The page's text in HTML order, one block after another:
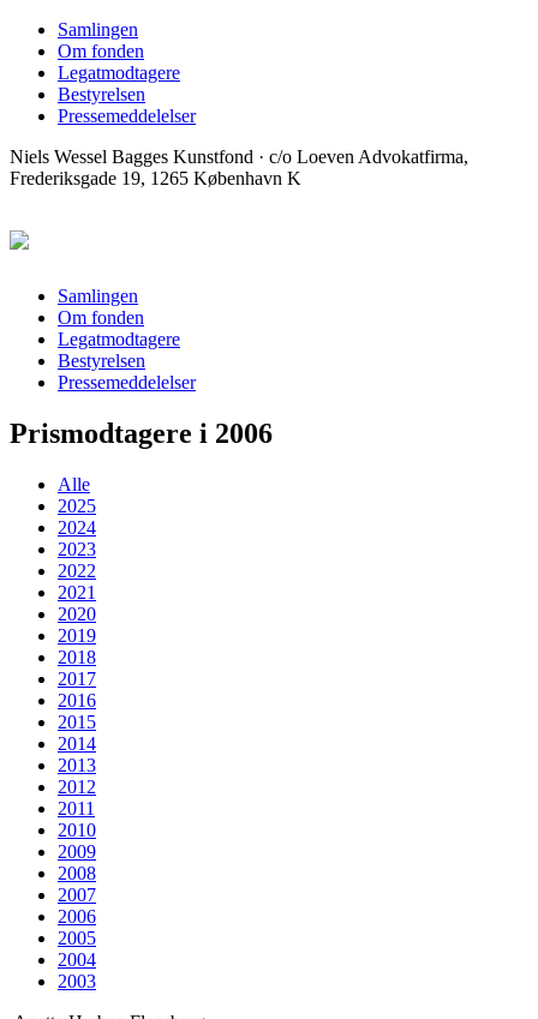
Samlingen
Om fonden
Legatmodtagere
Bestyrelsen
Pressemeddelelser
Niels Wessel Bagges Kunstfond · c/o Loeven Advokatfirma,
Frederiksgade 19, 1265 København K
Samlingen
Om fonden
Legatmodtagere
Bestyrelsen
Pressemeddelelser
Prismodtagere i 2006
Alle
2025
2024
2023
2022
2021
2020
2019
2018
2017
2016
2015
2014
2013
2012
2011
2010
2009
2008
2007
2006
2005
2004
2003